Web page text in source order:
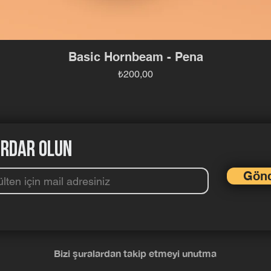
Basic Hornbeam - Pena
Fiyat
₺200,00
olun
Bizi şuralardan takip etmeyi unutma